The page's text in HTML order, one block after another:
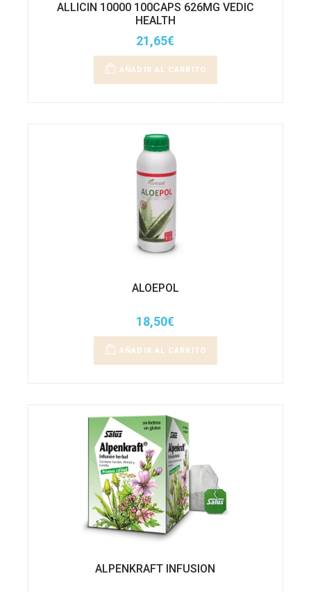
ALLICIN 10000 100CAPS 626MG VEDIC
HEALTH
21,65€
AÑADIR AL CARRITO
ALOEPOL
18,50€
AÑADIR AL CARRITO
ALPENKRAFT INFUSION